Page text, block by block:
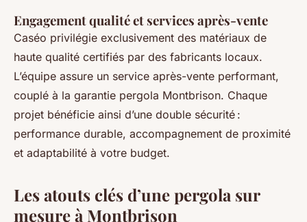
Engagement qualité et services après-vente
Caséo privilégie exclusivement des matériaux de
haute qualité certifiés par des fabricants locaux.
L’équipe assure un service après-vente performant,
couplé à la garantie pergola Montbrison. Chaque
projet bénéficie ainsi d’une double sécurité :
performance durable, accompagnement de proximité
et adaptabilité à votre budget.
Les atouts clés d’une pergola sur
mesure à Montbrison